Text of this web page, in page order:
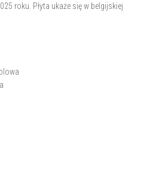
roku. Płyta ukaże się w belgijskiej